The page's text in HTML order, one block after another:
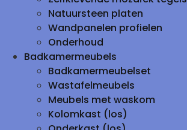
Natuursteen platen
Wandpanelen profielen
Onderhoud
Badkamermeubels
Badkamermeubelset
Wastafelmeubels
Meubels met waskom
Kolomkast (los)